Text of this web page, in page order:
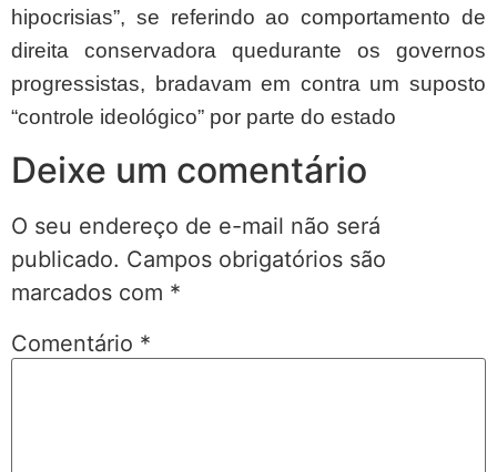
hipocrisias”, se referindo ao comportamento de
direita conservadora quedurante os governos
progressistas, bradavam em contra um suposto
“controle ideológico” por parte do estado
Deixe um comentário
O seu endereço de e-mail não será
publicado. Campos obrigatórios são
marcados com *
Comentário *